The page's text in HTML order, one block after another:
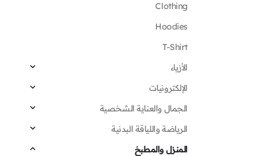
Clothing
Hoodies
T-Shirt
الأزياء
الإلكترونيات
الجمال والعناية الشخصية
الرياضة واللياقة البدنية
المنزل والمطبخ